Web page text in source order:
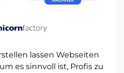
lassen Webseiten
es sinnvoll ist, Profis zu